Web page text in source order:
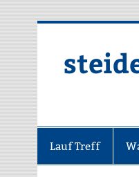
Lauf Treff